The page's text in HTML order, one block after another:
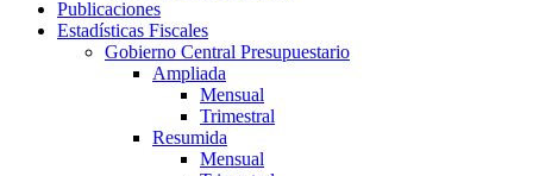
Publicaciones
Estadísticas Fiscales
Gobierno Central Presupuestario
Ampliada
Mensual
Trimestral
Resumida
Mensual